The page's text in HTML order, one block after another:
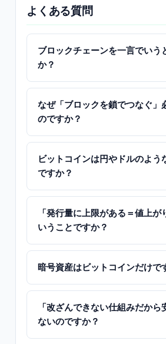
よくある質問
ブロックチェーンを一言でいう
か？
なぜ「ブロックを鎖でつなぐ」
のですか？
ビットコインは円やドルのよう
ですか？
「発行量に上限がある＝値上が
いうことですか？
暗号資産はビットコインだけで
「改ざんできない仕組みだから
ないのですか？